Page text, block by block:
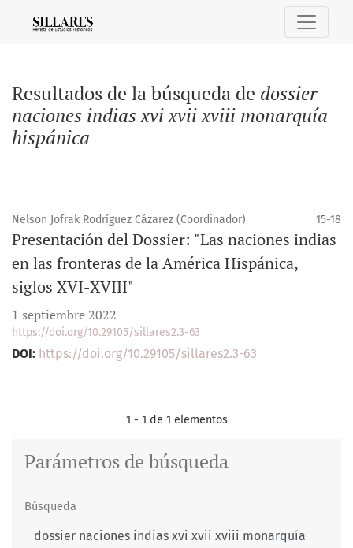
Resultados de la búsqueda de dossier
naciones indias xvi xvii xviii monarquía
hispánica
Nelson Jofrak Rodríguez Cázarez (Coordinador) 15-18
Presentación del Dossier: "Las naciones indias
en las fronteras de la América Hispánica,
siglos XVI-XVIII"
1 septiembre 2022
https://doi.org/10.29105/sillares2.3-63
DOI: https://doi.org/10.29105/sillares2.3-63
1 - 1 de 1 elementos
Parámetros de búsqueda
Búsqueda